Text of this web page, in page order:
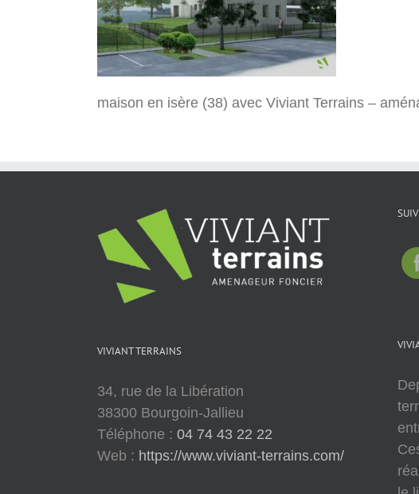
maison en isère (38) avec Viviant Terrains –
VIVIANT TERRAINS
34, rue de la Libération
38300 Bourgoin-Jallieu
Téléphone : 04 74 43 22 22
Web : https://www.viviant-terrains.com/